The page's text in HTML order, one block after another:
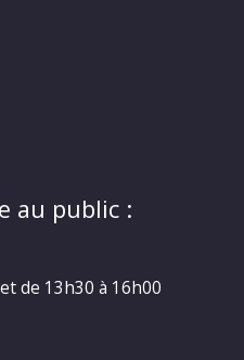
au public :
de 13h30 à 16h00